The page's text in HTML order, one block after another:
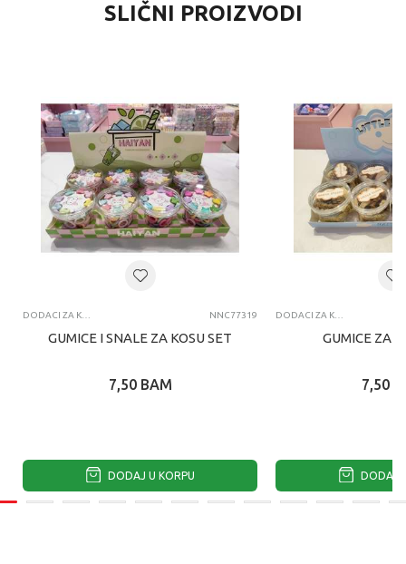
SLIČNI PROIZVODI
NNC77319
GUMICE I SNALE ZA KOSU SET
7,50 BAM
DODAJ U KORPU
GUMICE ZA
7,50
DODAJ